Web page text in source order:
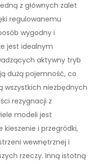
z głównych zalet
regulowanemu
wygodny i
jest idealnym
aktywny tryb
dużą pojemność, co
wszystkich niezbędnych
rezygnacji z
modeli jest
kieszenie i przegródki,
wewnętrznej i
rzeczy. Inną istotną